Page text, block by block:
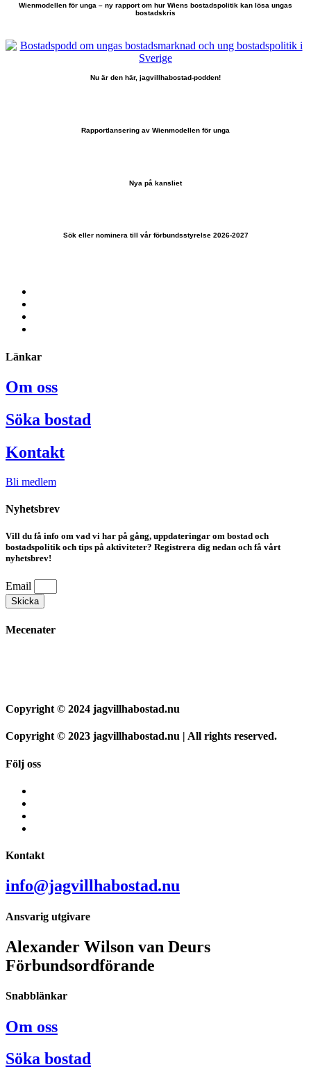
Wienmodellen för unga – ny rapport om hur Wiens bostadspolitik kan lösa ungas
bostadskris
Nu är den här, jagvillhabostad-podden!
Rapportlansering av Wienmodellen för unga
Nya på kansliet
Sök eller nominera till vår förbundsstyrelse 2026-2027
Länkar
Om oss
Söka bostad
Kontakt
Bli medlem
Nyhetsbrev
Vill du få info om vad vi har på gång, uppdateringar om bostad och
bostadspolitik och tips på aktiviteter? Registrera dig nedan och få vårt
nyhetsbrev!
Email
Skicka
Mecenater
Copyright © 2024 jagvillhabostad.nu
Copyright © 2023 jagvillhabostad.nu | All rights reserved.
Följ oss
Kontakt
info@jagvillhabostad.nu
Ansvarig utgivare
Alexander Wilson van Deurs
Förbundsordförande
Snabblänkar
Om oss
Söka bostad